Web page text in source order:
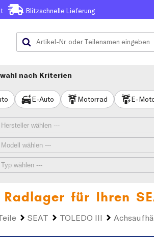
Blitzschnelle Lieferung
nach Kriterien
E-Auto Motorrad E-
für Ihren
SEAT TOLEDO III